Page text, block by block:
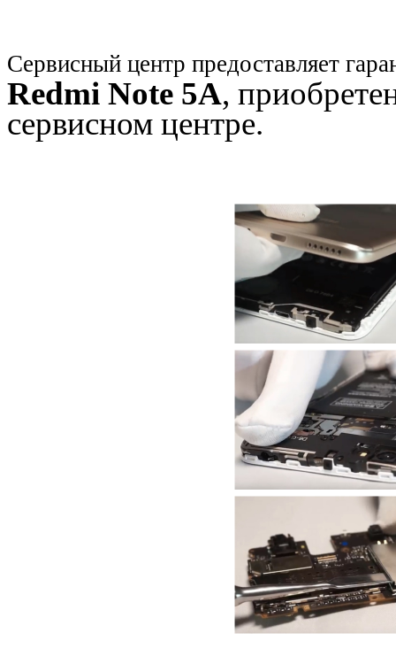
Сервисный центр предоставляет
Redmi Note 5A,
сервисном центре.